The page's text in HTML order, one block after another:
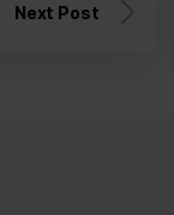
Next Post